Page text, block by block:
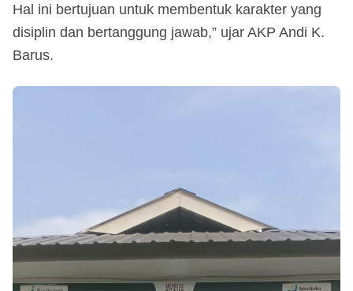
Hal ini bertujuan untuk membentuk karakter yang
disiplin dan bertanggung jawab,” ujar AKP Andi K.
Barus.